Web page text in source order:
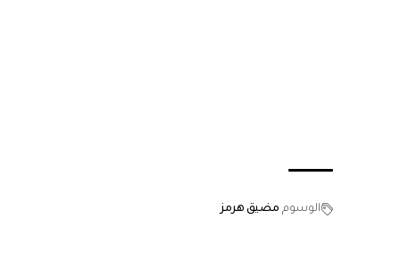
الوسوم مضيق هرمز